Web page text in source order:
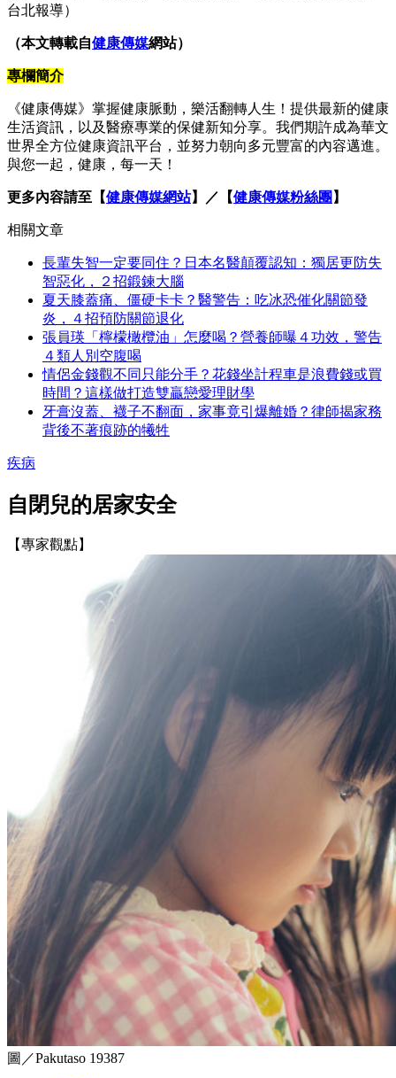
台北報導）
（本文轉載自健康傳媒網站）
專欄簡介
《健康傳媒》掌握健康脈動，樂活翻轉人生！提供最新的健康
生活資訊，以及醫療專業的保健新知分享。我們期許成為華文
世界全方位健康資訊平台，並努力朝向多元豐富的內容邁進。
與您一起，健康，每一天！
更多內容請至【健康傳媒網站】／【健康傳媒粉絲團 】
相關文章
長輩失智一定要同住？日本名醫顛覆認知：獨居更防失
智惡化，２招鍛鍊大腦
夏天膝蓋痛、僵硬卡卡？醫警告：吃冰恐催化關節發
炎，４招預防關節退化
張員瑛「檸檬橄欖油」怎麼喝？營養師曝４功效，警告
４類人別空腹喝
情侶金錢觀不同只能分手？花錢坐計程車是浪費錢或買
時間？這樣做打造雙贏戀愛理財學
牙膏沒蓋、襪子不翻面，家事竟引爆離婚？律師揭家務
背後不著痕跡的犧牲
疾病
自閉兒的居家安全
【專家觀點】
圖／Pakutaso 19387